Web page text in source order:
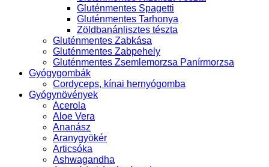
Gluténmentes Spagetti
Gluténmentes Tarhonya
Zöldbanánlisztes tészta
Gluténmentes Zabkása
Gluténmentes Zabpehely
Gluténmentes Zsemlemorzsa Panírmorzsa
Gyógygombák
Cordyceps, kínai hernyógomba
Gyógynövények
Acerola
Aloe Vera
Ananász
Aranygyökér
Articsóka
Ashwagandha